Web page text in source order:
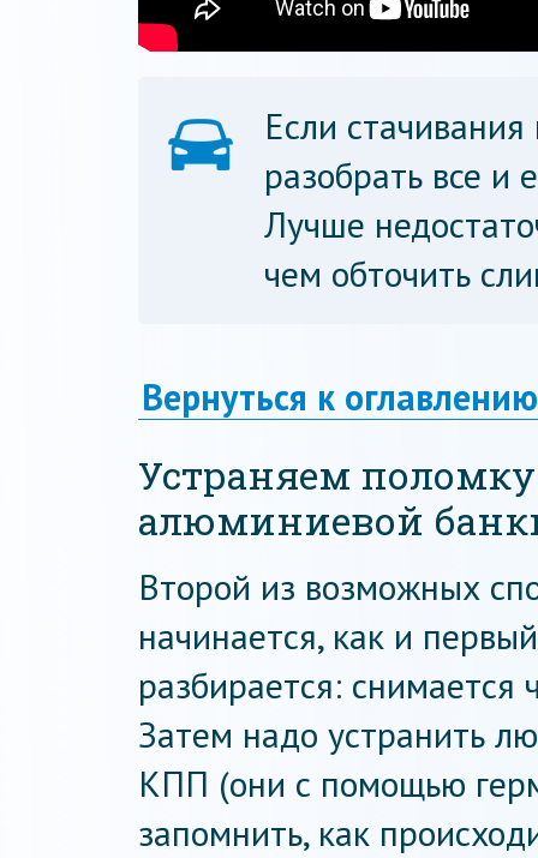
Если
разобрать все и
Лучше
чем обточить
Вернуться к оглавлению
Устраняем
алюминиевой
Второй из возможных
начинается, как и
разбирается: снимается
Затем надо устранить
КПП (они с помощью
запомнить, как